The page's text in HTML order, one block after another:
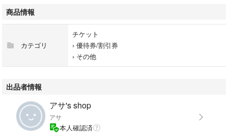
商品情報
カテゴリ
チケット
› 優待券/割引券
› その他
出品者情報
アサ's shop
アサ
本人確認済